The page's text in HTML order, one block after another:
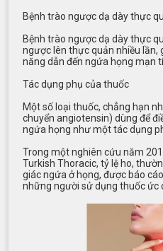
Bệnh trào ngược dạ dày thực
Bệnh trào ngược dạ dày thực
ngược lên thực quản nhiều lần,
năng dẫn đến ngứa họng mạn
Tác dụng phụ của thuốc
Một số loại thuốc, chẳng hạn
chuyển angiotensin) dùng để
ngứa họng như một tác dụng
Trong một nghiên cứu năm
Turkish Thoracic, tỷ lệ ho,
giác ngứa ở họng, được báo
những người sử dụng thuốc ức